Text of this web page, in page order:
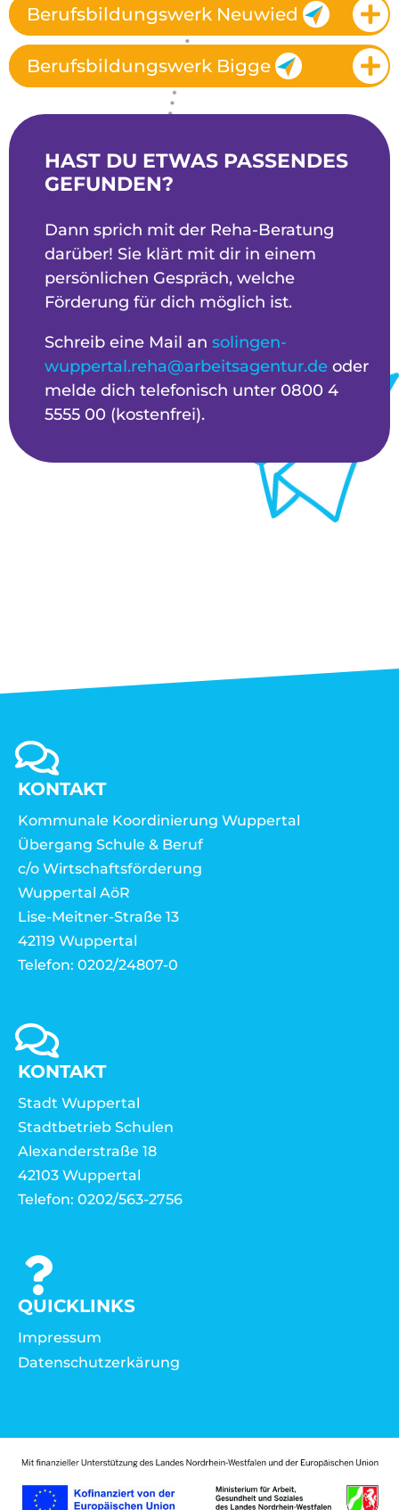
Berufsbildungswerk Neuwied
Berufsbildungswerk Bigge
HAST DU ETWAS PASSENDES
GEFUNDEN?
Dann sprich mit der Reha-Beratung
darüber! Sie klärt mit dir in einem
persönlichen Gespräch, welche
Förderung für dich möglich ist.
Schreib eine Mail an solingen-
wuppertal.reha@arbeitsagentur.de oder
melde dich telefonisch unter 0800 4
5555 00 (kostenfrei).
KONTAKT
Kommunale Koordinierung Wuppertal
Übergang Schule & Beruf
c/o Wirtschaftsförderung
Wuppertal AöR
Lise-Meitner-Straße 13
42119 Wuppertal
Telefon: 0202/24807-0
KONTAKT
Stadt Wuppertal
Stadtbetrieb Schulen
Alexanderstraße 18
42103 Wuppertal
Telefon: 0202/563-2756
QUICKLINKS
Impressum
Datenschutzerkärung